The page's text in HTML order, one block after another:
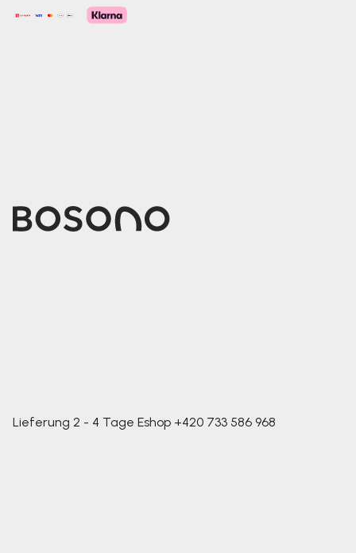
Lieferung 2 - 4 Tage Eshop +420 733 586 968